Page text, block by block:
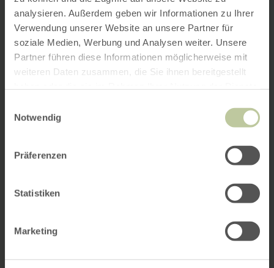
analysieren. Außerdem geben wir Informationen zu Ihrer
Verwendung unserer Website an unsere Partner für
soziale Medien, Werbung und Analysen weiter. Unsere
Partner führen diese Informationen möglicherweise mit
weiteren Daten zusammen, die Sie ihnen bereitgestellt
Notwendig
Präferenzen
Statistiken
Marketing